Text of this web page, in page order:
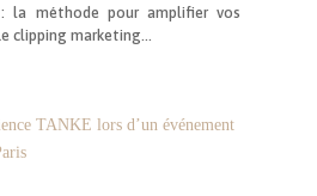
la méthode pour amplifier vos
clipping marketing...